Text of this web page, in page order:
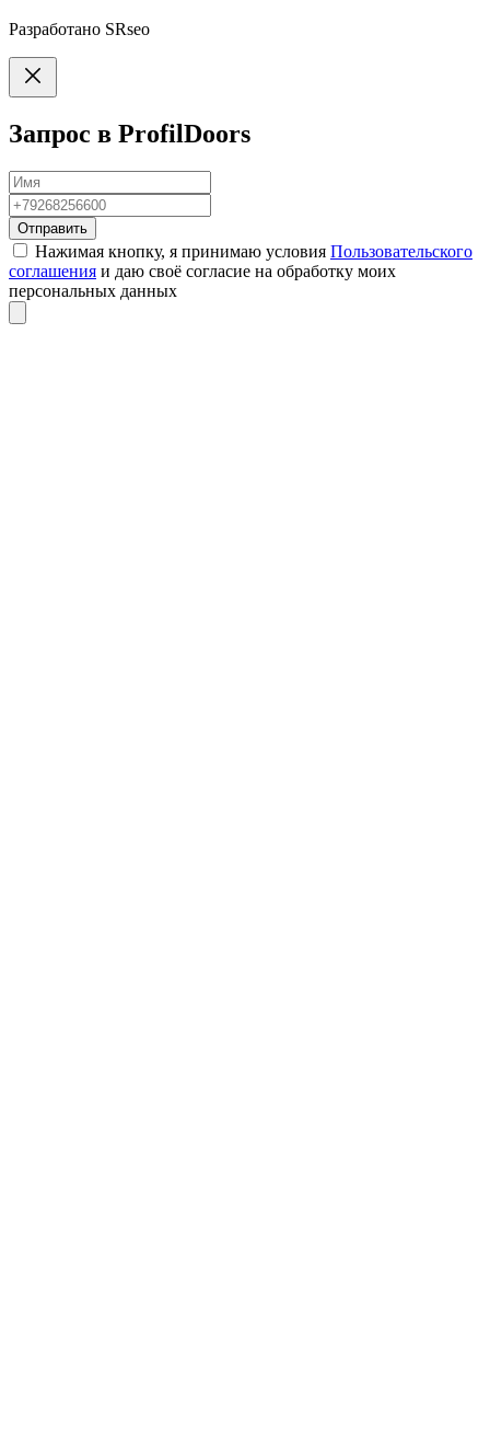
Разработано SRseo
Запрос в ProfilDoors
Отправить
Нажимая кнопку, я принимаю условия Пользовательского
соглашения и даю своё согласие на обработку моих
персональных данных